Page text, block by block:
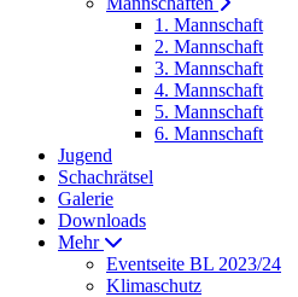
1. Mannschaft
2. Mannschaft
3. Mannschaft
4. Mannschaft
5. Mannschaft
6. Mannschaft
Jugend
Schachrätsel
Galerie
Downloads
Mehr
Eventseite BL 2023/24
Klimaschutz